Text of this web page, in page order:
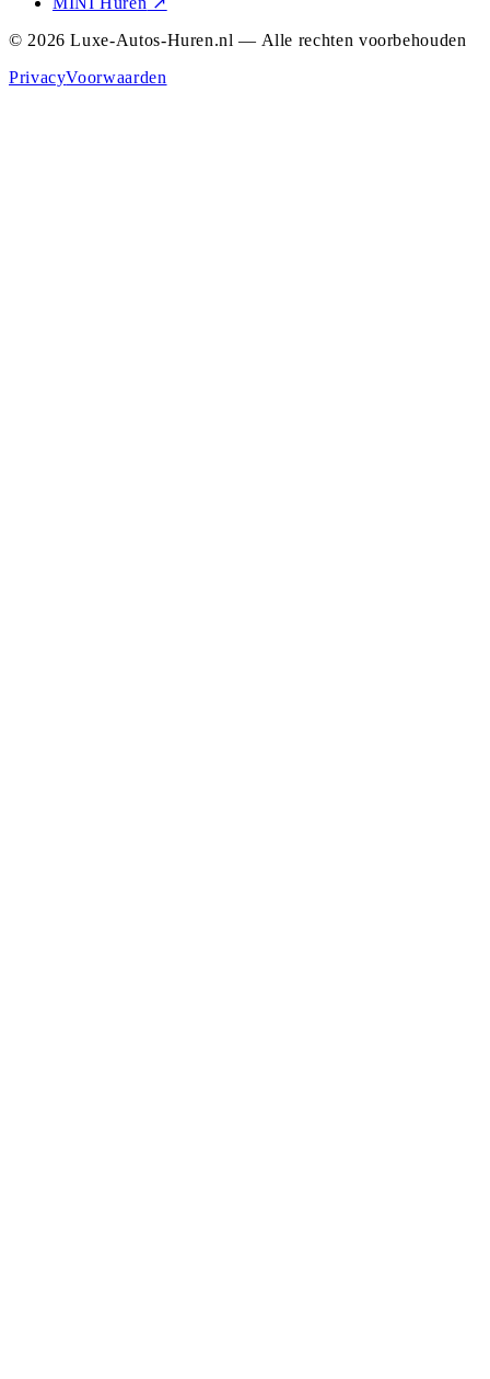
© 2026 Luxe-Autos-Huren.nl — Alle rechten voorbehouden
PrivacyVoorwaarden